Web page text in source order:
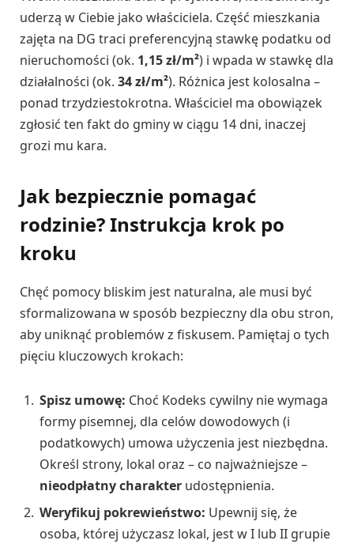
uderzą w Ciebie jako właściciela. Część mieszkania
zajęta na DG traci preferencyjną stawkę podatku od
nieruchomości (ok. 1,15 zł/m²) i wpada w stawkę dla
działalności (ok. 34 zł/m²). Różnica jest kolosalna –
ponad trzydziestokrotna. Właściciel ma obowiązek
zgłosić ten fakt do gminy w ciągu 14 dni, inaczej
grozi mu kara.
Jak bezpiecznie pomagać
rodzinie? Instrukcja krok po
kroku
Chęć pomocy bliskim jest naturalna, ale musi być
sformalizowana w sposób bezpieczny dla obu stron,
aby uniknąć problemów z fiskusem. Pamiętaj o tych
pięciu kluczowych krokach:
Spisz umowę: Choć Kodeks cywilny nie wymaga
formy pisemnej, dla celów dowodowych (i
podatkowych) umowa użyczenia jest niezbędna.
Określ strony, lokal oraz – co najważniejsze –
nieodpłatny charakter udostępnienia.
Weryfikuj pokrewieństwo: Upewnij się, że
osoba, której użyczasz lokal, jest w I lub II grupie